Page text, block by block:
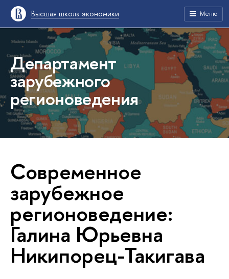
Высшая школа экономики Меню
Департамент
зарубежного
регионоведения
Современное
зарубежное
регионоведение:
Галина Юрьевна
Никипорец-Такигава